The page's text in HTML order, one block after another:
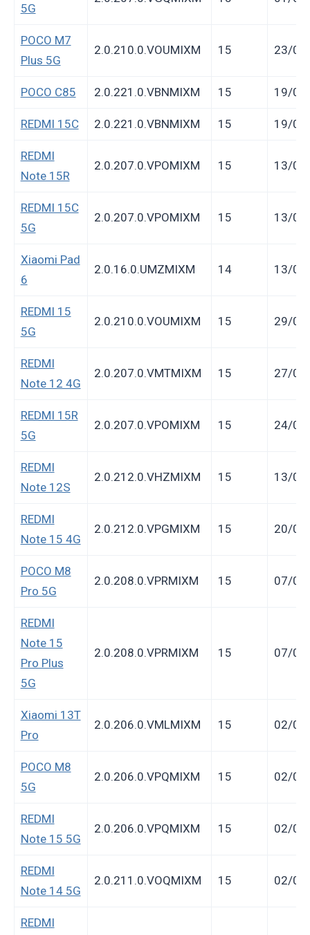
5G
POCO M7
Plus 5G
2.0.210.0.VOUMIXM 15 23/
POCO C85 2.0.221.0.VBNMIXM 15 19/
REDMI 15C 2.0.221.0.VBNMIXM 15 19/
REDMI
Note 15R
2.0.207.0.VPOMIXM 15 13/
REDMI 15C
5G
2.0.207.0.VPOMIXM 15 13/
Xiaomi Pad
6
2.0.16.0.UMZMIXM 14 13/
REDMI 15
5G
2.0.210.0.VOUMIXM 15 29/
REDMI
Note 12 4G
2.0.207.0.VMTMIXM 15 27/
REDMI 15R
5G
2.0.207.0.VPOMIXM 15 24/
REDMI
Note 12S
2.0.212.0.VHZMIXM 15 13/
REDMI
Note 15 4G
2.0.212.0.VPGMIXM 15 20/
POCO M8
Pro 5G
2.0.208.0.VPRMIXM 15 07/
REDMI
Note 15
Pro Plus
5G
2.0.208.0.VPRMIXM 15 07/
Xiaomi 13T
Pro
2.0.206.0.VMLMIXM 15 02/
POCO M8
5G
2.0.206.0.VPQMIXM 15 02/
REDMI
Note 15 5G
2.0.206.0.VPQMIXM 15 02/
REDMI
Note 14 5G
2.0.211.0.VOQMIXM 15 02/
REDMI